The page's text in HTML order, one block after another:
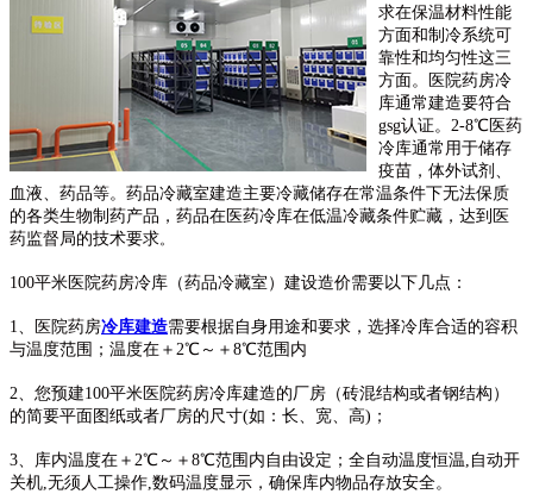
求在保温材料性能
方面和制冷系统可
靠性和均匀性这三
方面 。
医院药房冷
库通常建造要符合
gsg认证。2-8℃ 医药
冷库通常用于储存
疫苗，体外试剂、
血液
药品等。 药品冷藏室建造主要冷藏储存在常温条件下无法保质
的各类生物制药产品， 药品在医药冷库在低温冷藏条件贮藏，达到医
药监督局的技术要求。
100平米医院药房冷库（药品冷藏室）建设造价需要以下几点：
1、 医院药房冷库建造需要根据自身用途和要求，选择冷库合适的容积
与温度范围；温度在＋2℃～＋8℃范围内
2、您预建100平米医院药房冷库建造的厂房（砖混结构或者钢结构）
的简要平面图纸或者厂房的尺寸(如：长、宽、高)；
3、库内温度在＋2℃～＋8℃范围内自由设定；全自动温度恒温,自动开
关机,无须人工操作,数码温度显示，确保库内物品存放安全。